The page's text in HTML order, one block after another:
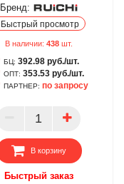
Бренд:
Быстрый просмотр
В наличии: 438 шт.
БЦ: 392.98 руб./шт.
ОПТ: 353.53 руб./шт.
ПАРТНЕР
ПАРТНЕР: по запросу
В корзину
Быстрый заказ